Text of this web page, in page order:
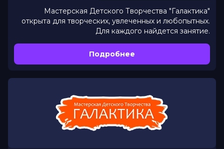
Мастерская Детского Творчества "Галактика"
открыта для творческих, увлеченных и любопытных.
Для каждого найдется занятие.
Подробнее